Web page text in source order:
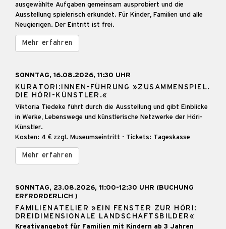
ausgewählte Aufgaben gemeinsam ausprobiert und die
Ausstellung spielerisch erkundet. Für Kinder, Familien und alle
Neugierigen. Der Eintritt ist frei.
Mehr erfahren
SONNTAG, 16.08.2026, 11:30 UHR
KURATORI:INNEN-FÜHRUNG »ZUSAMMENSPIEL.
DIE HÖRI-KÜNSTLER.«
Viktoria Tiedeke führt durch die Ausstellung und gibt Einblicke
in Werke, Lebenswege und künstlerische Netzwerke der Höri-
Künstler.
Kosten: 4 € zzgl. Museumseintritt · Tickets: Tageskasse
Mehr erfahren
SONNTAG, 23.08.2026, 11:00-12:30 UHR (BUCHUNG
ERFRORDERLICH )
FAMILIENATELIER »EIN FENSTER ZUR HÖRI:
DREIDIMENSIONALE LANDSCHAFTSBILDER«
Kreativangebot für Familien mit Kindern ab 3 Jahren